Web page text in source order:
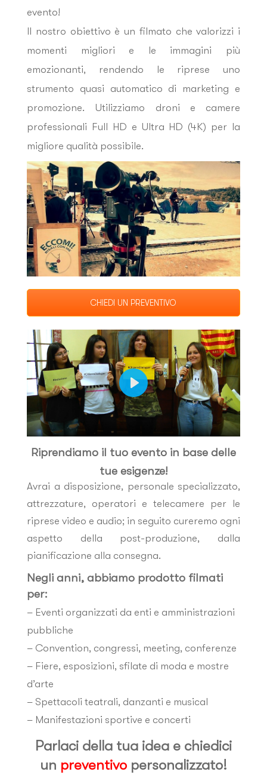
evento!
Il nostro obiettivo è un filmato che valorizzi i
momenti migliori e le immagini più
emozionanti, rendendo le riprese uno
strumento quasi automatico di marketing e
promozione. Utilizziamo droni e camere
professionali Full HD e Ultra HD (4K) per la
migliore qualità possibile.
CHIEDI UN PREVENTIVO
PLAY
Riprendiamo il tuo evento in base delle
tue esigenze!
Avrai a disposizione, personale specializzato,
attrezzature, operatori e telecamere per le
riprese video e audio; in seguito cureremo ogni
aspetto della post-produzione, dalla
pianificazione alla consegna.
Negli anni, abbiamo prodotto filmati
per:
– Eventi organizzati da enti e amministrazioni
pubbliche
– Convention, congressi, meeting, conferenze
– Fiere, esposizioni, sfilate di moda e mostre
d’arte
– Spettacoli teatrali, danzanti e musical
– Manifestazioni sportive e concerti
Parlaci della tua idea e chiedici
un preventivo personalizzato!